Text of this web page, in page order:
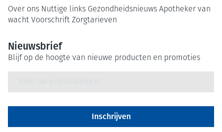
Over ons Nuttige links Gezondheidsnieuws Apotheker van
wacht Voorschrift Zorgtarieven
Nieuwsbrief
Blijf op de hoogte van nieuwe producten en promoties
Inschrijven